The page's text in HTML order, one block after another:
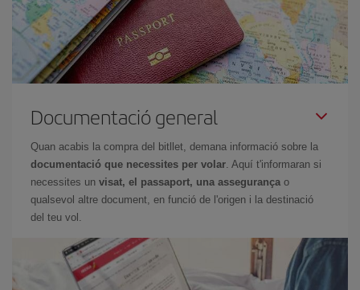
Documentació general
Quan acabis la compra del bitllet, demana informació sobre la
documentació que necessites per volar. Aquí t'informaran si
necessites un visat, el passaport, una assegurança o
qualsevol altre document, en funció de l'origen i la destinació
del teu vol.